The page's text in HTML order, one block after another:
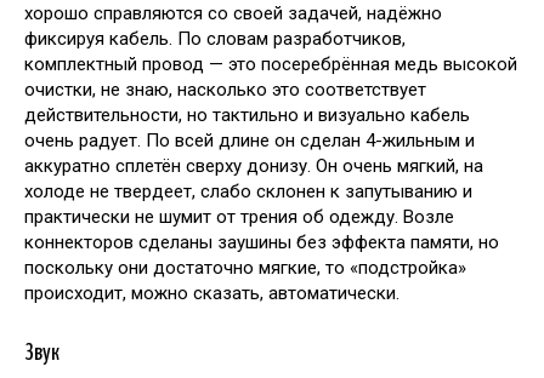
хорошо справляются со своей задачей, надёжно
фиксируя кабель. По словам разработчиков,
комплектный провод — это посеребрённая медь высокой
очистки, не знаю, насколько это соответствует
действительности, но тактильно и визуально кабель
очень радует. По всей длине он сделан 4-жильным и
аккуратно сплетён сверху донизу. Он очень мягкий, на
холоде не твердеет, слабо склонен к запутыванию и
практически не шумит от трения об одежду. Возле
коннекторов сделаны заушины без эффекта памяти, но
поскольку они достаточно мягкие, то «подстройка»
происходит, можно сказать, автоматически.
Звук